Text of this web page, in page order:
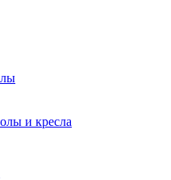
и кресла